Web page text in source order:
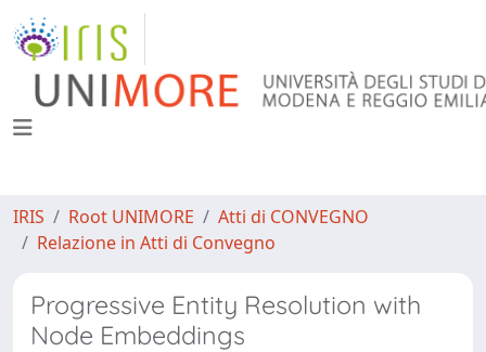
IRIS Root UNIMORE
Atti di CONVEGNO
Relazione in Atti di Convegno
Progressive Entity Resolution with
Node Embeddings